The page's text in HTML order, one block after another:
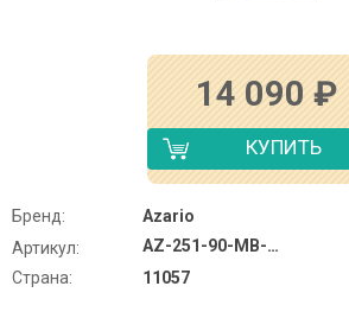
14 090 ₽
КУПИТЬ
Бренд:
Azario
Артикул:
AZ-251-90-MB-CRF
Страна:
11057